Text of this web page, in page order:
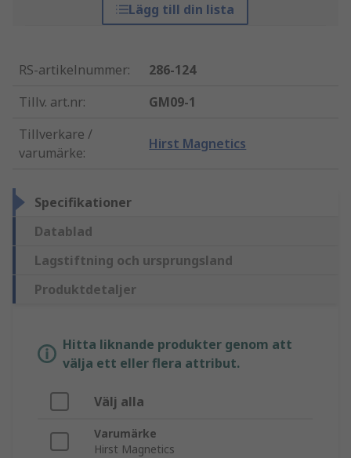
Lägg till din lista
RS-artikelnummer:
286-124
Tillv. art.nr:
GM09-1
Tillverkare /
varumärke:
Hirst Magnetics
Specifikationer
Datablad
Lagstiftning och ursprungsland
Produktdetaljer
Hitta liknande produkter genom att
välja ett eller flera attribut.
Välj alla
Varumärke
Hirst Magnetics